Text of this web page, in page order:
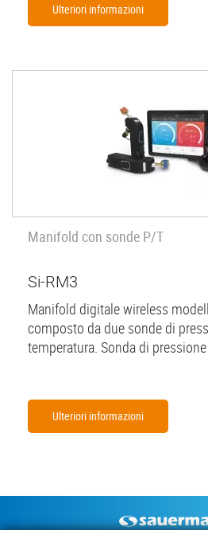
Ulteriori informazioni
Manifold con sonde P/T
Si-RM3
Manifold digitale wireless
composto da due sonde di
temperatura. Sonda di
Ulteriori informazioni